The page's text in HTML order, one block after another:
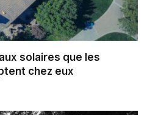
solaires que les
chez eux